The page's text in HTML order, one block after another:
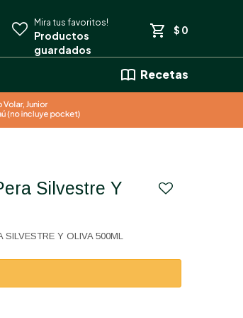
Recetas
$ 0
SILVESTRE Y OLIVA 500ML